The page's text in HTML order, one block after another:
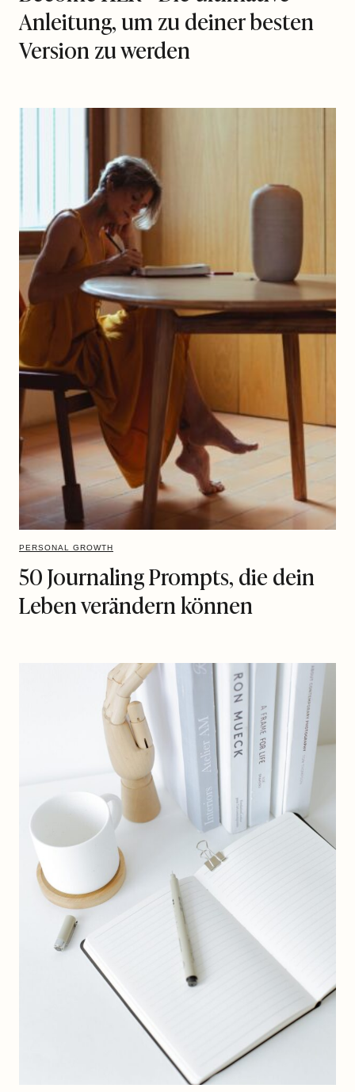
Anleitung, um zu deiner besten
Version zu werden
PERSONAL GROWTH
50 Journaling Prompts, die dein
Leben verändern können